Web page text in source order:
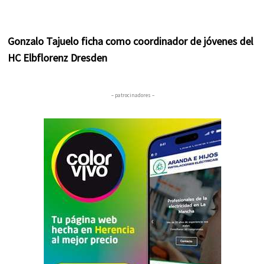
Gonzalo Tajuelo ficha como coordinador de jóvenes del
HC Elbflorenz Dresden
– patrocinadores –